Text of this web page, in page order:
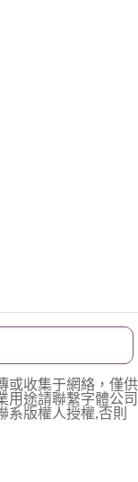
或收集于網絡，僅供
用途請聯繫字體公司
系版權人授權,否則